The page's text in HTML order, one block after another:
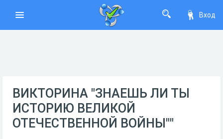
Вход
ВИКТОРИНА "ЗНАЕШЬ ЛИ ТЫ
ИСТОРИЮ ВЕЛИКОЙ
ОТЕЧЕСТВЕННОЙ ВОЙНЫ""